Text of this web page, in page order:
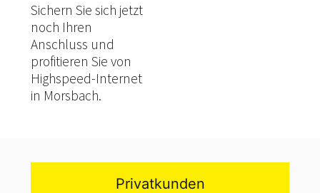
Sichern Sie sich jetzt
noch Ihren
Anschluss und
profitieren Sie von
Highspeed-Internet
in Morsbach.
Privatkunden